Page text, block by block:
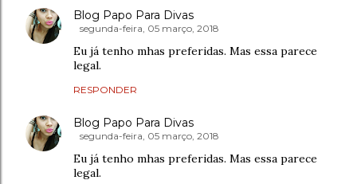
Blog Papo Para Divas
segunda-feira, 05 março, 2018
Eu já tenho mhas preferidas. Mas essa parece
legal.
RESPONDER
Blog Papo Para Divas
segunda-feira, 05 março, 2018
Eu já tenho mhas preferidas. Mas essa parece
legal.